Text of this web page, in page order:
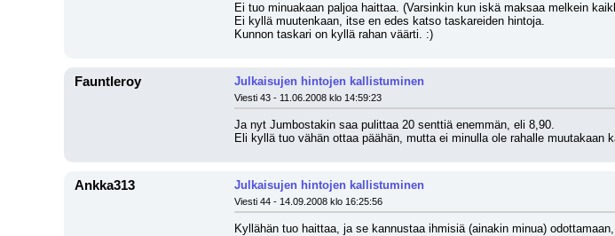
Ei tuo minuakaan paljoa haittaa. (Varsinkin kun iskä maksaa melkein
Ei kyllä muutenkaan, itse en edes katso taskareiden hintoja.
Kunnon taskari on kyllä rahan väärti. :)
Fauntleroy Julkaisujen hintojen kallistuminen
Viesti 43 - 11.06.2008 klo 14:59:23
Ja nyt Jumbostakin saa pulittaa 20 senttiä enemmän, eli 8,90.
Eli kyllä tuo vähän ottaa päähän, mutta ei minulla ole rahalle muutakaan
Ankka313 Julkaisujen hintojen kallistuminen
Viesti 44 - 14.09.2008 klo 16:25:56
Kyllähän tuo haittaa, ja se kannustaa ihmisiä (ainakin minua)